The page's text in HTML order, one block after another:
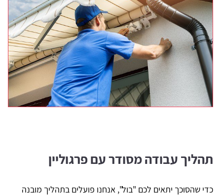
תהליך עבודה מסודר עם פרגוליין
כדי שהסוכך יתאים לכם "בול", אנחנו פועלים בתהליך מובנה